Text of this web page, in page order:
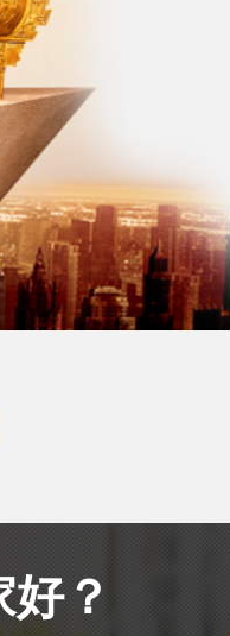
？